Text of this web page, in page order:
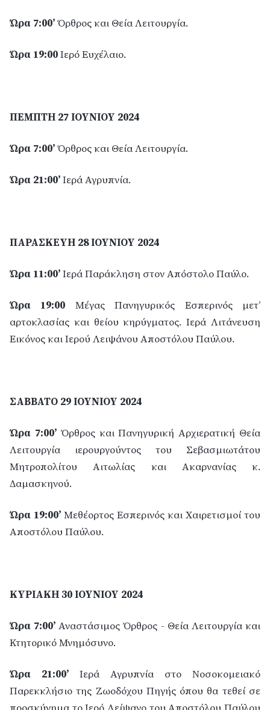
Ώρα 7:00’Όρθρος και Θεία Λειτουργία.
Ώρα 19:00Ιερό Ευχέλαιο.
ΠΕΜΠΤΗ 27 ΙΟΥΝΙΟΥ 2024
Ώρα 7:00’Όρθρος και Θεία Λειτουργία.
Ώρα 21:00’Ιερά Αγρυπνία.
ΠΑΡΑΣΚΕΥΗ 28 ΙΟΥΝΙΟΥ 2024
Ώρα 11:00’Ιερά Παράκληση στον Απόστολο Παύλο.
Ώρα 19:00 Μέγας Πανηγυρικός Εσπερινός μετ’
αρτοκλασίας και θείου κηρύγματος. Ιερά Λιτάνευση
Εικόνος και Ιερού Λειψάνου Αποστόλου Παύλου.
ΣΑΒΒΑΤΟ 29 ΙΟΥΝΙΟΥ 2024
Ώρα 7:00’ Όρθρος και Πανηγυρική Αρχιερατική Θεία
Λειτουργία ιερουργούντος του Σεβασμιωτάτου
Μητροπολίτου Αιτωλίας και Ακαρνανίας κ.
Δαμασκηνού.
Ώρα 19:00’ Μεθέορτος Εσπερινός και Χαιρετισμοί του
Αποστόλου Παύλου.
ΚΥΡΙΑΚΗ 30 ΙΟΥΝΙΟΥ 2024
Ώρα 7:00’Αναστάσιμος Όρθρος - Θεία Λειτουργία και
Κτητορικό Μνημόσυνο.
Ώρα 21:00’ Ιερά Αγρυπνία στο Νοσοκομειακό
Παρεκκλήσιο της Ζωοδόχου Πηγής όπου θα τεθεί σε